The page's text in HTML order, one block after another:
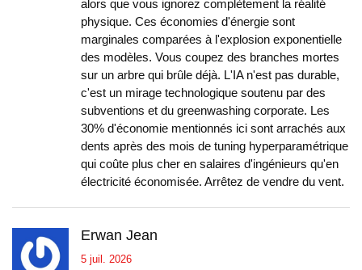
alors que vous ignorez complètement la réalité
physique. Ces économies d'énergie sont
marginales comparées à l'explosion exponentielle
des modèles. Vous coupez des branches mortes
sur un arbre qui brûle déjà. L'IA n'est pas durable,
c'est un mirage technologique soutenu par des
subventions et du greenwashing corporate. Les
30% d'économie mentionnés ici sont arrachés aux
dents après des mois de tuning hyperparamétrique
qui coûte plus cher en salaires d'ingénieurs qu'en
électricité économisée. Arrêtez de vendre du vent.
Erwan Jean
5 juil. 2026